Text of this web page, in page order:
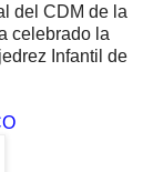
del CDM de la
celebrado la
Infantil de